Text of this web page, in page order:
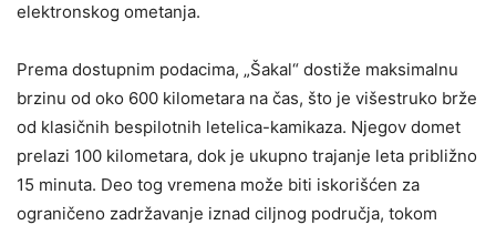
elektronskog ometanja.
Prema dostupnim podacima, „Šakal“ dostiže maksimalnu
brzinu od oko 600 kilometara na čas, što je višestruko brže
od klasičnih bespilotnih letelica-kamikaza. Njegov domet
prelazi 100 kilometara, dok je ukupno trajanje leta približno
15 minuta. Deo tog vremena može biti iskorišćen za
ograničeno zadržavanje iznad ciljnog područja, tokom